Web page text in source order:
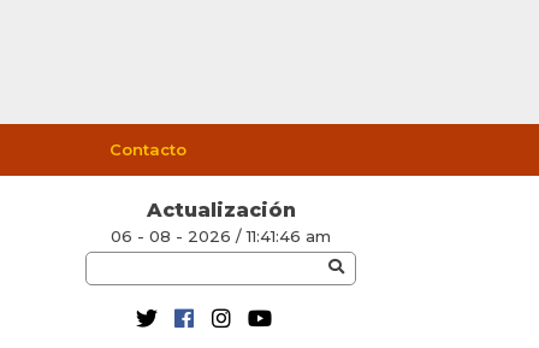
Contacto
Actualización
06 - 08 - 2026 / 11:41:46 am